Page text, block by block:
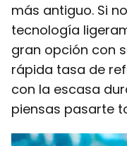
más antiguo. Si
tecnología
gran opción con
rápida tasa de
con la escasa
piensas pasarte